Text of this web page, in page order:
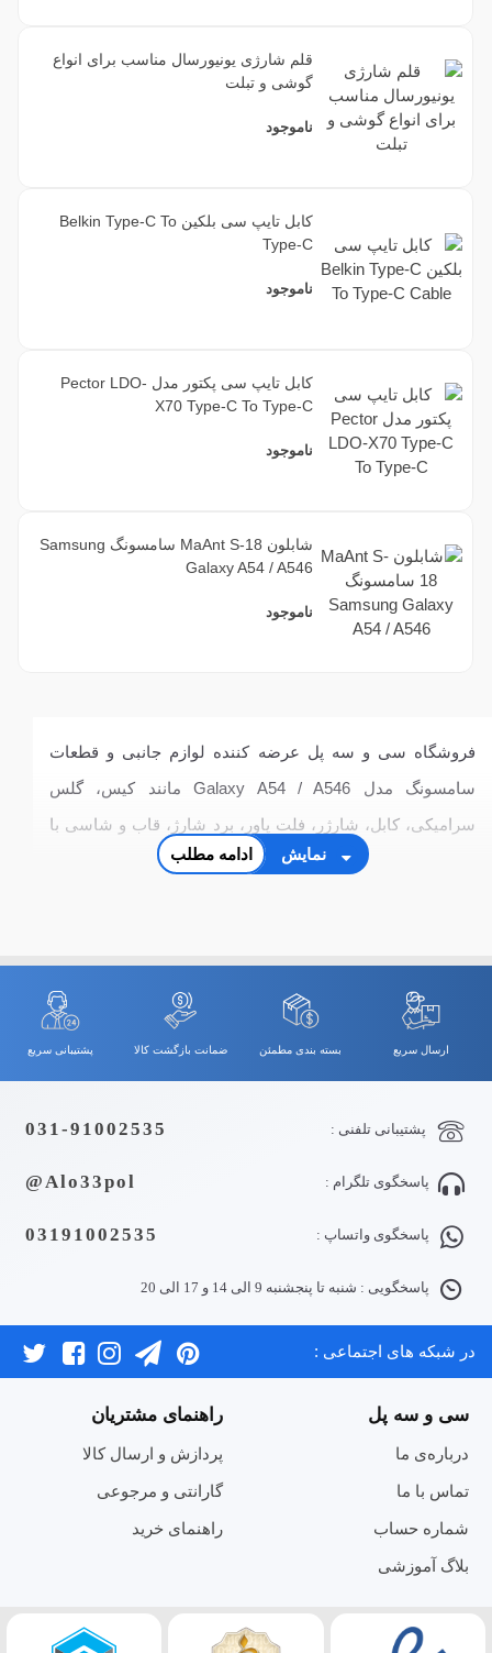
قلم شارژی یونیورسال مناسب برای انواع
گوشی و تبلت
ناموجود
کابل تایپ سی بلکین Belkin Type-C To
Type-C
ناموجود
کابل تایپ سی پکتور مدل Pector LDO-
X70 Type-C To Type-C
ناموجود
شابلون MaAnt S-18 سامسونگ Samsung
Galaxy A54 / A546
ناموجود
فروشگاه سی و سه پل عرضه کننده لوازم جانبی و قطعات
سامسونگ مدل Galaxy A54 / A546 مانند کیس، گلس
سرامیکی، کابل، شارژر، فلت پاور، برد شارژ، قاب و شاسی با
بهترین کیفیت و قیمت
نمایش ادامه مطلب
ارسال سریع بسته بندی مطمئن ضمانت بازگشت کالا پشتیبانی سریع
پشتیبانی تلفنی : 031-91002535
پاسخگوی تلگرام : Alo33pol@
پاسخگوی واتساپ : 03191002535
پاسخگویی : شنبه تا پنجشنبه 9 الی 14 و 17 الی 20
در شبکه های اجتماعی :
سی و سه پل
درباره‌ی ما
تماس با ما
شماره حساب
بلاگ آموزشی
راهنمای مشتریان
پردازش و ارسال کالا
گارانتی و مرجوعی
راهنمای خرید